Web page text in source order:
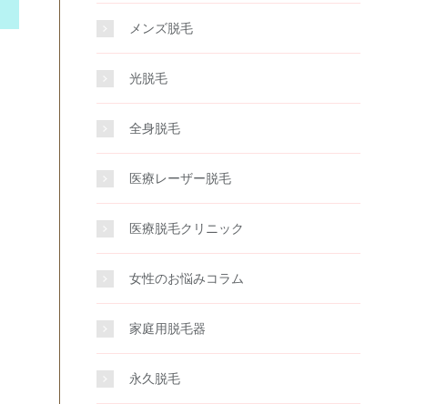
メンズ脱毛
光脱毛
全身脱毛
医療レーザー脱毛
医療脱毛クリニック
女性のお悩みコラム
家庭用脱毛器
永久脱毛